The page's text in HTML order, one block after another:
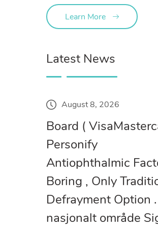
Learn More
Latest News
August 8, 2026
Board (
Personify
Antiophthalmic
Boring , Only
Defrayment Option
nasjonalt område